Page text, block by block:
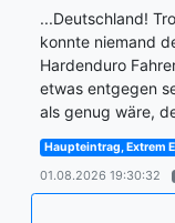
...Deutschland!
konnte niemand
Hardenduro
etwas entgegen
als genug wäre,
Haupteintrag, Extrem
01.08.2026 19:30:32